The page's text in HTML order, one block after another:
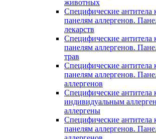
животных
Специфические антитела
панелям аллергенов.
лекарств
Специфические антитела
панелям аллергенов.
трав
Специфические антитела
панелям аллергенов.
аллергенов
Специфические антитела
индивидуальным
аллергены
Специфические антитела
панелям аллергенов.